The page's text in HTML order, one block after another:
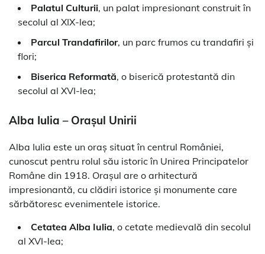
Palatul Culturii, un palat impresionant construit în
secolul al XIX-lea;
Parcul Trandafirilor, un parc frumos cu trandafiri și
flori;
Biserica Reformată, o biserică protestantă din
secolul al XVI-lea;
Alba Iulia – Orașul Unirii
Alba Iulia este un oraș situat în centrul României,
cunoscut pentru rolul său istoric în Unirea Principatelor
Române din 1918. Orașul are o arhitectură
impresionantă, cu clădiri istorice și monumente care
sărbătoresc evenimentele istorice.
Cetatea Alba Iulia, o cetate medievală din secolul
al XVI-lea;